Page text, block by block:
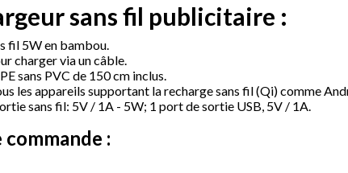
sans fil publicitaire :
fil 5W en bambou.
charger via un câble.
sans PVC de 150 cm inclus.
les appareils supportant la recharge sans fil (Qi) comme
sans fil: 5V / 1A - 5W; 1 port de sortie USB, 5V / 1A.
: